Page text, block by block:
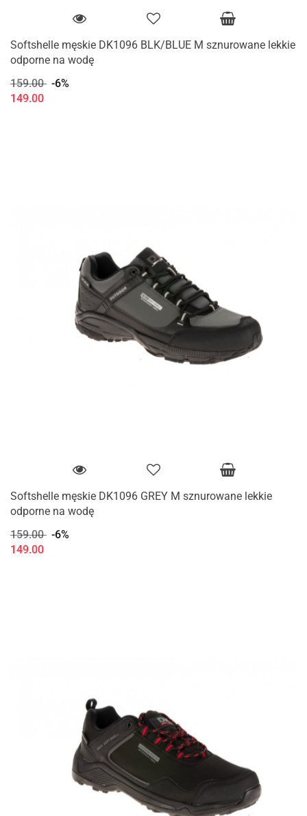
Softshelle męskie DK1096 BLK/BLUE M sznurowane lekkie
odporne na wodę
159.00 -6%
149.00
Softshelle męskie DK1096 GREY M sznurowane lekkie
odporne na wodę
159.00 -6%
149.00